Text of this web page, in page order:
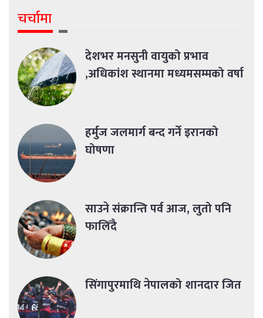
चर्चामा
देशभर मनसुनी वायुको प्रभाव
,अधिकांश स्थानमा मध्यमसम्मको वर्षा
हर्मुज जलमार्ग बन्द गर्ने इरानको
घोषणा
साउने संक्रान्ति पर्व आज, लुतो पनि
फालिँदै
सिंगापुरमाथि नेपालको शानदार जित